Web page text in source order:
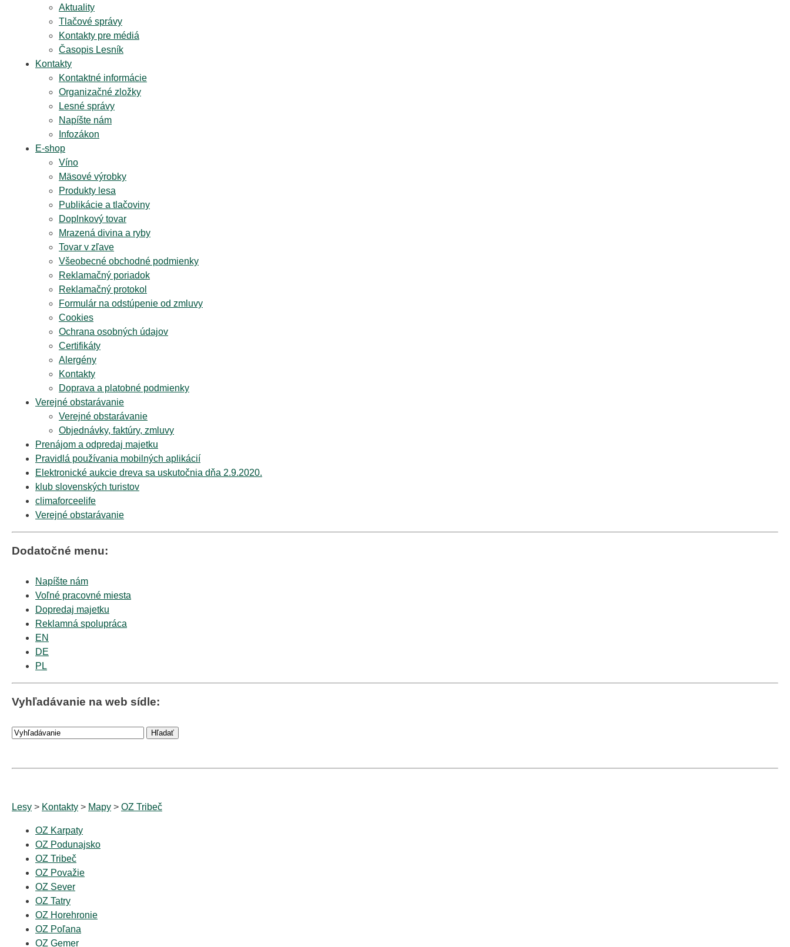
Aktuality
Tlačové správy
Kontakty pre médiá
Časopis Lesník
Kontakty
Kontaktné informácie
Organizačné zložky
Lesné správy
Napíšte nám
Infozákon
E-shop
Víno
Mäsové výrobky
Produkty lesa
Publikácie a tlačoviny
Doplnkový tovar
Mrazená divina a ryby
Tovar v zľave
Všeobecné obchodné podmienky
Reklamačný poriadok
Reklamačný protokol
Formulár na odstúpenie od zmluvy
Cookies
Ochrana osobných údajov
Certifikáty
Alergény
Kontakty
Doprava a platobné podmienky
Verejné obstarávanie
Verejné obstarávanie
Objednávky, faktúry, zmluvy
Prenájom a odpredaj majetku
Pravidlá používania mobilných aplikácií
Elektronické aukcie dreva sa uskutočnia dňa 2.9.2020.
klub slovenských turistov
climaforceelife
Verejné obstarávanie
Dodatočné menu:
Napíšte nám
Voľné pracovné miesta
Dopredaj majetku
Reklamná spolupráca
EN
DE
PL
Vyhľadávanie na web sídle:
Lesy > Kontakty > Mapy > OZ Tribeč
OZ Karpaty
OZ Podunajsko
OZ Tribeč
OZ Považie
OZ Sever
OZ Tatry
OZ Horehronie
OZ Poľana
OZ Gemer